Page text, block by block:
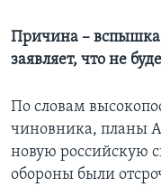
Языки
Причина – вспышка
заявляет, что не
По словам
чиновника, планы
новую российскую
обороны были